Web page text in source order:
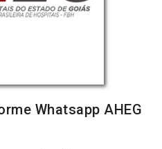
Whatsapp AHEG